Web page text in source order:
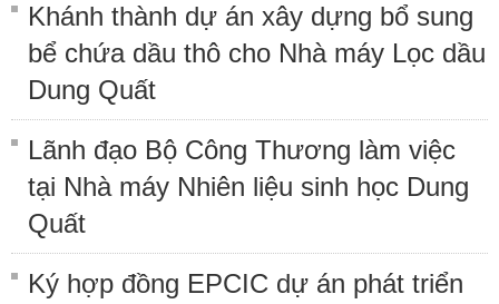
Khánh thành dự án xây dựng bổ sung
bể chứa dầu thô cho Nhà máy Lọc dầu
Dung Quất
Lãnh đạo Bộ Công Thương làm việc
tại Nhà máy Nhiên liệu sinh học Dung
Quất
Ký hợp đồng EPCIC dự án phát triển